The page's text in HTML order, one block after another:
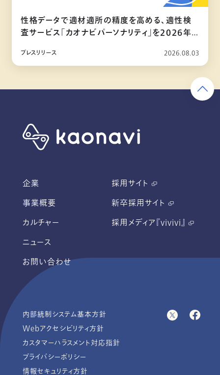
性格データで適材適所の精度を高める、適性検
査サービス「カオナビパーソナリティ」を2026年
プレスリリース 2026.08.03
企業
事業概要
カルチャー
ニュース
お問い合わせ
採用サイト
新卒採用サイト
採用メディア『vivivi』
内部統制システム基本方針
Webアクセシビリティ方針
カスタマーハラスメント対応指針
プライバシーポリシー
情報セキュリティ方針